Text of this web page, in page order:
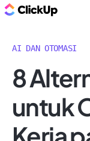
AI DAN OTOMASI
8
untuk